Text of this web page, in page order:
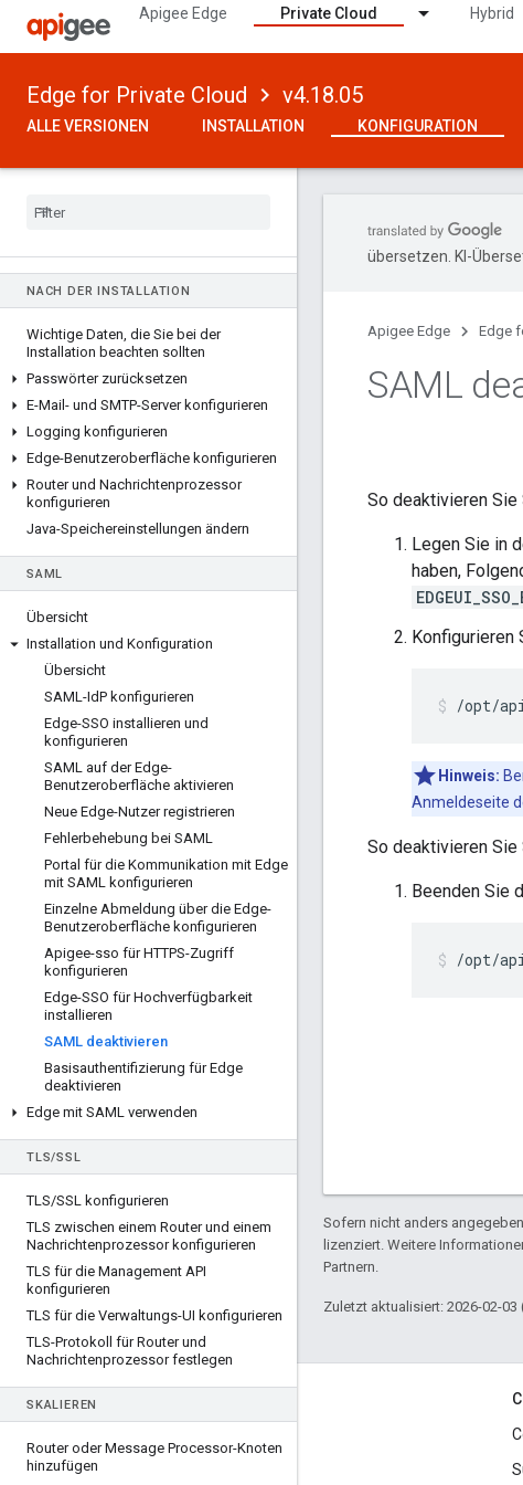
Apigee Edge Private Cloud Hybrid
Edge for Private Cloud v4.18.05
ALLE VERSIONEN INSTALLATION KONFIGURATION
VERSION 4.18.05
Informationen zu Planeten,Regionen,
NACH DER INSTALLATION
Wichtige Daten, die Sie bei der
Installation beachten sollten
Passwörter zurücksetzen
E-Mail- und SMTP-Server konfigurieren
Logging konfigurieren
Edge-Benutzeroberfläche konfigurieren
Router und Nachrichtenprozessor
konfigurieren
Java-Speichereinstellungen ändern
SAML
Übersicht
Installation und Konfiguration
Übersicht
SAML-IdP konfigurieren
Edge-SSO installieren und
konfigurieren
SAML auf der Edge-
Benutzeroberfläche aktivieren
Neue Edge-Nutzer registrieren
Fehlerbehebung bei SAML
Portal für die Kommunikation mit Edge
mit SAML konfigurieren
Einzelne Abmeldung über die Edge-
Benutzeroberfläche konfigurieren
Apigee-sso für HTTPS-Zugriff
konfigurieren
Edge-SSO für Hochverfügbarkeit
installieren
SAML deaktivieren
Basisauthentifizierung für Edge
deaktivieren
Edge mit SAML verwenden
TLS/SSL
TLS/SSL konfigurieren
TLS zwischen einem Router und einem
Nachrichtenprozessor konfigurieren
TLS für die Management API
konfigurieren
TLS für die Verwaltungs-UI konfigurieren
TLS-Protokoll für Router und
Nachrichtenprozessor festlegen
SKALIEREN
Router oder Message Processor-Knoten
hinzufügen
übersetzen. KI-
Apigee Edge Edge
SAML
So deaktivieren Sie
Legen Sie in
haben,
Konfigurieren
/opt/
Hinweis:
Anmeldeseite
So deaktivieren
Beenden Sie
/opt/
Sofern nicht anders
lizenziert. Weitere
Partnern.
Zuletzt aktualisiert: 2026-02-03
Über Apigee
Events